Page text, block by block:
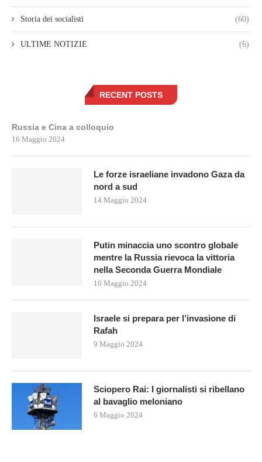
Storia dei socialisti (60)
ULTIME NOTIZIE (6)
RECENT POSTS
Russia e Cina a colloquio
16 Maggio 2024
Le forze israeliane invadono Gaza da
nord a sud
14 Maggio 2024
Putin minaccia uno scontro globale
mentre la Russia rievoca la vittoria
nella Seconda Guerra Mondiale
10 Maggio 2024
Israele si prepara per l’invasione di
Rafah
9 Maggio 2024
Sciopero Rai: I giornalisti si ribellano
al bavaglio meloniano
6 Maggio 2024